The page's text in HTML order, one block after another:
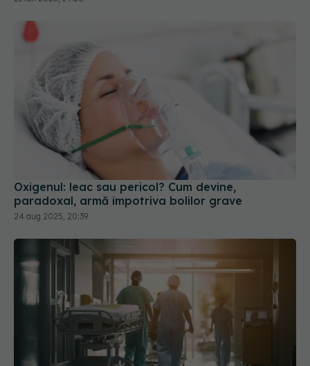
Oxigenul: leac sau pericol? Cum devine,
paradoxal, armă împotriva bolilor grave
24 aug 2025, 20:39